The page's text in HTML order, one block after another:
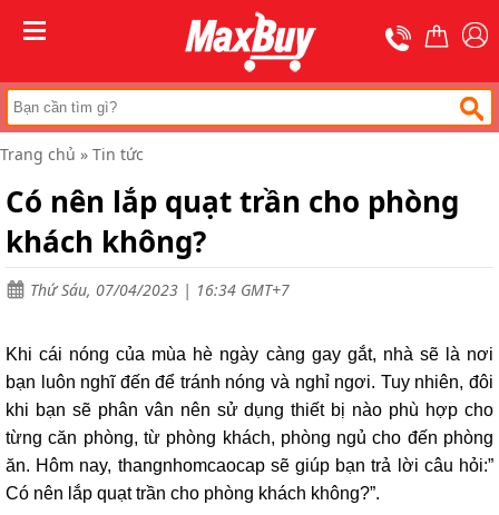
Trang
chủ
Thang
chữ
A
nhôm
rút
Thang
nhôm
cách
điện
Thang
nhôm
ghế
Thang
nhôm
gấp
(
rút
Trang chủ » Tin tức
Có nên lắp quạt trần cho phòng
khách không?
Thứ Sáu, 07/04/2023 | 16:34 GMT+7
Khi cái nóng của mùa hè ngày càng gay gắt, nhà sẽ là nơi
bạn luôn nghĩ đến để tránh nóng và nghỉ ngơi. Tuy nhiên, đôi
khi bạn sẽ phân vân nên sử dụng thiết bị nào phù hợp cho
từng căn phòng, từ phòng khách, phòng ngủ cho đến phòng
ăn. Hôm nay, thangnhomcaocap sẽ giúp bạn trả lời câu hỏi:”
Có nên lắp quạt trần cho phòng khách không?”.